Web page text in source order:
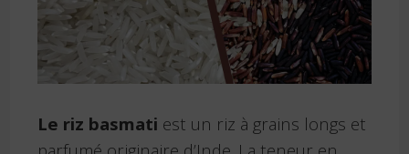
Le riz basmati est un riz à grains longs et